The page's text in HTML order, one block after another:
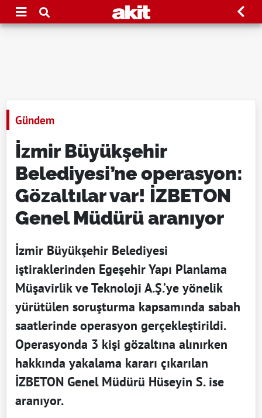
Gündem
İzmir Büyükşehir
Belediyesi’ne operasyon:
Gözaltılar var! İZBETON
Genel Müdürü aranıyor
İzmir Büyükşehir Belediyesi
iştiraklerinden Egeşehir Yapı Planlama
Müşavirlik ve Teknoloji A.Ş.’ye yönelik
yürütülen soruşturma kapsamında sabah
saatlerinde operasyon gerçekleştirildi.
Operasyonda 3 kişi gözaltına alınırken
hakkında yakalama kararı çıkarılan
İZBETON Genel Müdürü Hüseyin S. ise
aranıyor.